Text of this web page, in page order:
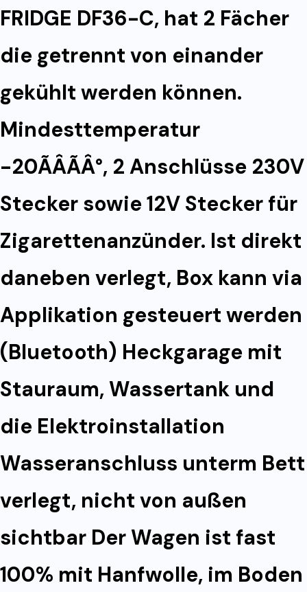
FRIDGE DF36-C, hat 2 Fächer
die getrennt von einander
gekühlt werden können.
Mindesttemperatur
-20ÃÂÃÂ°, 2 Anschlüsse 230V
Stecker sowie 12V Stecker für
Zigarettenanzünder. Ist direkt
daneben verlegt, Box kann via
Applikation gesteuert werden
(Bluetooth) Heckgarage mit
Stauraum, Wassertank und
die Elektroinstallation
Wasseranschluss unterm Bett
verlegt, nicht von außen
sichtbar Der Wagen ist fast
100% mit Hanfwolle, im Boden